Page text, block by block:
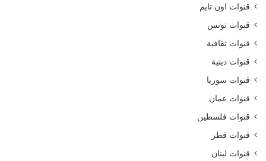
قنوات اون تايم
قنوات تونس
قنوات ثقافية
قنوات دينية
قنوات سوريا
قنوات عمان
قنوات فلسطين
قنوات قطر
قنوات لبنان